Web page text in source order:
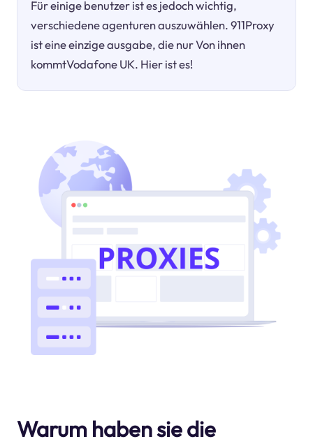
Für einige benutzer ist es jedoch wichtig,
verschiedene agenturen auszuwählen. 911Proxy
ist eine einzige ausgabe, die nur Von ihnen
kommtVodafone UK. Hier ist es!
Warum haben sie die